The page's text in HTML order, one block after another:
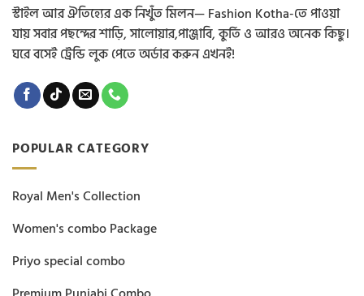
the
product
page
the
product
স্টাইল আর ঐতিহ্যের এক নিখুঁত মিলন— Fashion Kotha-তে পাওয়া
যায় সবার পছন্দের শাড়ি, সালোয়ার,পাঞ্জাবি, কুর্তি ও আরও অনেক কিছু।
ঘরে বসেই ট্রেন্ডি লুক পেতে অর্ডার করুন এখনই!
POPULAR CATEGORY
Royal Men's Collection
Women's combo Package
Priyo special combo